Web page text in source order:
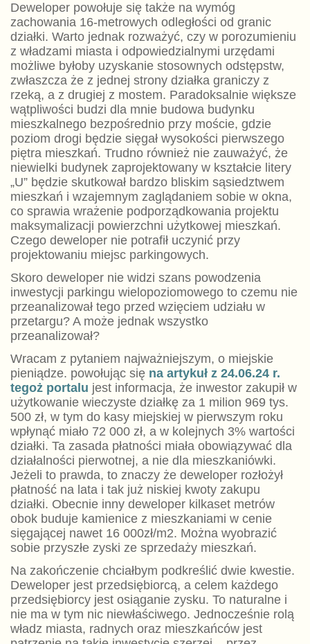
Deweloper powołuje się także na wymóg
zachowania 16-metrowych odległości od granic
działki. Warto jednak rozważyć, czy w porozumieniu
z władzami miasta i odpowiedzialnymi urzędami
możliwe byłoby uzyskanie stosownych odstępstw,
zwłaszcza że z jednej strony działka graniczy z
rzeką, a z drugiej z mostem. Paradoksalnie większe
wątpliwości budzi dla mnie budowa budynku
mieszkalnego bezpośrednio przy moście, gdzie
poziom drogi będzie sięgał wysokości pierwszego
piętra mieszkań. Trudno również nie zauważyć, że
niewielki budynek zaprojektowany w kształcie litery
„U” będzie skutkował bardzo bliskim sąsiedztwem
mieszkań i wzajemnym zaglądaniem sobie w okna,
co sprawia wrażenie podporządkowania projektu
maksymalizacji powierzchni użytkowej mieszkań.
Czego deweloper nie potrafił uczynić przy
projektowaniu miejsc parkingowych.
Skoro deweloper nie widzi szans powodzenia
inwestycji parkingu wielopoziomowego to czemu nie
przeanalizował tego przed wzięciem udziału w
przetargu? A może jednak wszystko
przeanalizował?
Wracam z pytaniem najważniejszym, o miejskie
pieniądze. powołując się na artykuł z 24.06.24 r.
tegoż portalu jest informacja, że inwestor zakupił w
użytkowanie wieczyste działkę za 1 milion 969 tys.
500 zł, w tym do kasy miejskiej w pierwszym roku
wpłynąć miało 72 000 zł, a w kolejnych 3% wartości
działki. Ta zasada płatności miała obowiązywać dla
działalności pierwotnej, a nie dla mieszkaniówki.
Jeżeli to prawda, to znaczy że deweloper rozłożył
płatność na lata i tak już niskiej kwoty zakupu
działki. Obecnie inny deweloper kilkaset metrów
obok buduje kamienice z mieszkaniami w cenie
sięgającej nawet 16 000zł/m2. Można wyobrazić
sobie przyszłe zyski ze sprzedaży mieszkań.
Na zakończenie chciałbym podkreślić dwie kwestie.
Deweloper jest przedsiębiorcą, a celem każdego
przedsiębiorcy jest osiąganie zysku. To naturalne i
nie ma w tym nic niewłaściwego. Jednocześnie rolą
władz miasta, radnych oraz mieszkańców jest